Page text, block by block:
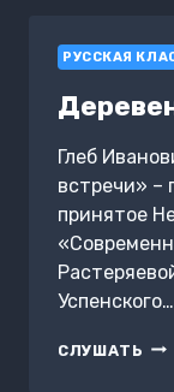
РУССКАЯ
Глеб
встречи» –
принятое
Успенского…
СЛУШАТЬ